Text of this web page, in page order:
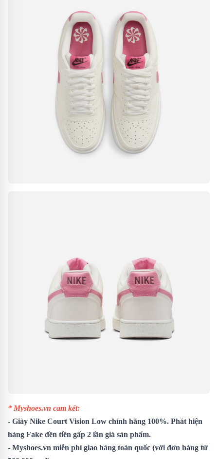
* Myshoes.vn cam kết:
- Giày Nike Court Vision Low chính hãng 100%. Phát hiện
hàng Fake đền tiền gấp 2 lần giá sản phẩm.
- Myshoes.vn miễn phí giao hàng toàn quốc (với đơn hàng từ